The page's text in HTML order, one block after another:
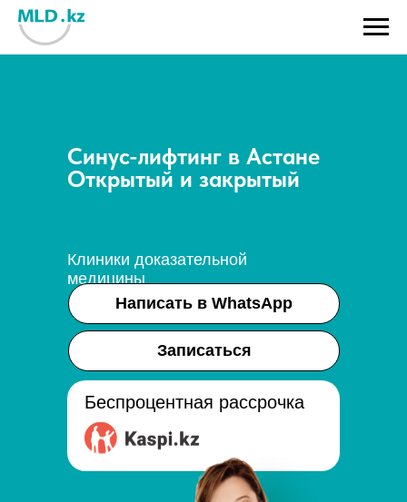
Клиники доказательной
медицины
Синус-лифтинг в Астане
Написать в WhatsApp
Записаться
Беспроцентная рассрочка
Открытый и закрытый